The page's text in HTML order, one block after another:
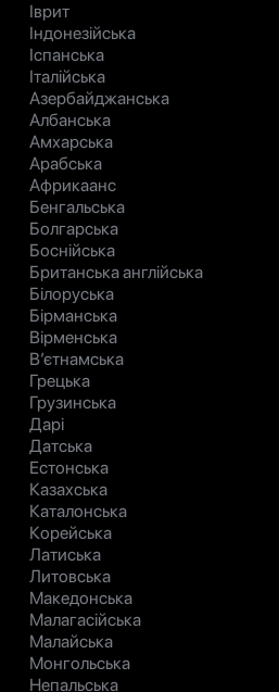
Іврит
Індонезійська
Іспанська
Італійська
Азербайджанська
Албанська
Амхарська
Арабська
Африкаанс
Бенгальська
Болгарська
Боснійська
Британська англійська
Білоруська
Бірманська
Вірменська
В’єтнамська
Грецька
Грузинська
Дарі
Датська
Естонська
Казахська
Каталонська
Корейська
Латиська
Литовська
Македонська
Малагасійська
Малайська
Монгольська
Непальська